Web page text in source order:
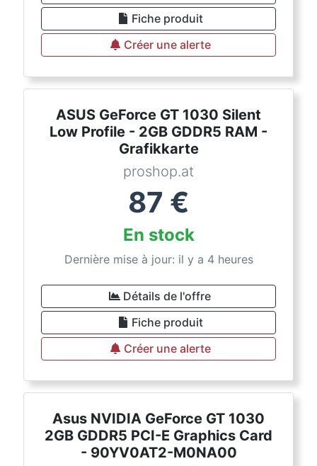
Fiche produit
Créer une alerte
ASUS GeForce GT 1030 Silent
Low Profile - 2GB GDDR5 RAM -
Grafikkarte
proshop.at
87 €
En stock
Dernière mise à jour: il y a 4 heures
Détails de l'offre
Fiche produit
Créer une alerte
Asus NVIDIA GeForce GT 1030
2GB GDDR5 PCI-E Graphics Card
- 90YV0AT2-M0NA00